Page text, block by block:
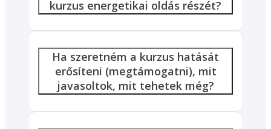
kurzus energetikai oldás részét?
Ha szeretném a kurzus hatását
erősíteni (megtámogatni), mit
javasoltok, mit tehetek még?